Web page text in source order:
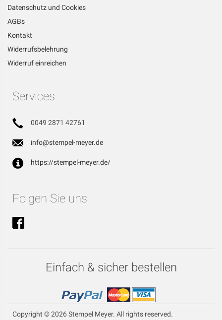
Datenschutz und Cookies
AGBs
Kontakt
Widerrufsbelehrung
Widerruf einreichen
Services
0049 2871 42761
info@stempel-meyer.de
https://stempel-meyer.de/
Folgen Sie uns
Einfach & sicher bestellen
Copyright © 2026 Stempel Meyer. All rights reserved.